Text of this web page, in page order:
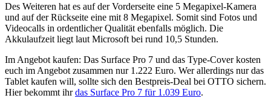
Des Weiteren hat es auf der Vorderseite eine 5 Megapixel-Kamera
und auf der Rückseite eine mit 8 Megapixel. Somit sind Fotos und
Videocalls in ordentlicher Qualität ebenfalls möglich. Die
Akkulaufzeit liegt laut Microsoft bei rund 10,5 Stunden.
Im Angebot kaufen: Das Surface Pro 7 und das Type-Cover kosten
euch im Angebot zusammen nur 1.222 Euro. Wer allerdings nur das
Tablet kaufen will, sollte sich den Bestpreis-Deal bei OTTO sichern.
Hier bekommt ihrdas Surface Pro 7 für 1.039 Euro.